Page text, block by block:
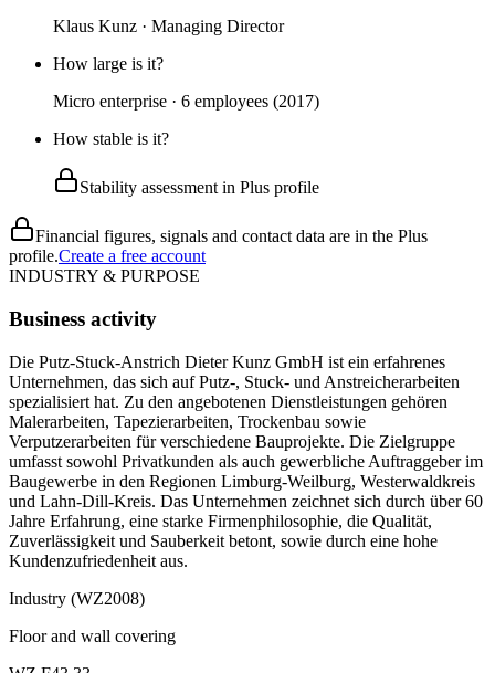
Klaus Kunz · Managing Director
How large is it?
Micro enterprise · 6 employees (2017)
How stable is it?
Stability assessment in Plus profile
Financial figures, signals and contact data are in the Plus
profile.Create a free account
INDUSTRY & PURPOSE
Business activity
Die Putz-Stuck-Anstrich Dieter Kunz GmbH ist ein erfahrenes
Unternehmen, das sich auf Putz-, Stuck- und Anstreicherarbeiten
spezialisiert hat. Zu den angebotenen Dienstleistungen gehören
Malerarbeiten, Tapezierarbeiten, Trockenbau sowie
Verputzerarbeiten für verschiedene Bauprojekte. Die Zielgruppe
umfasst sowohl Privatkunden als auch gewerbliche Auftraggeber im
Baugewerbe in den Regionen Limburg-Weilburg, Westerwaldkreis
und Lahn-Dill-Kreis. Das Unternehmen zeichnet sich durch über 60
Jahre Erfahrung, eine starke Firmenphilosophie, die Qualität,
Zuverlässigkeit und Sauberkeit betont, sowie durch eine hohe
Kundenzufriedenheit aus.
Industry (WZ2008)
Floor and wall covering